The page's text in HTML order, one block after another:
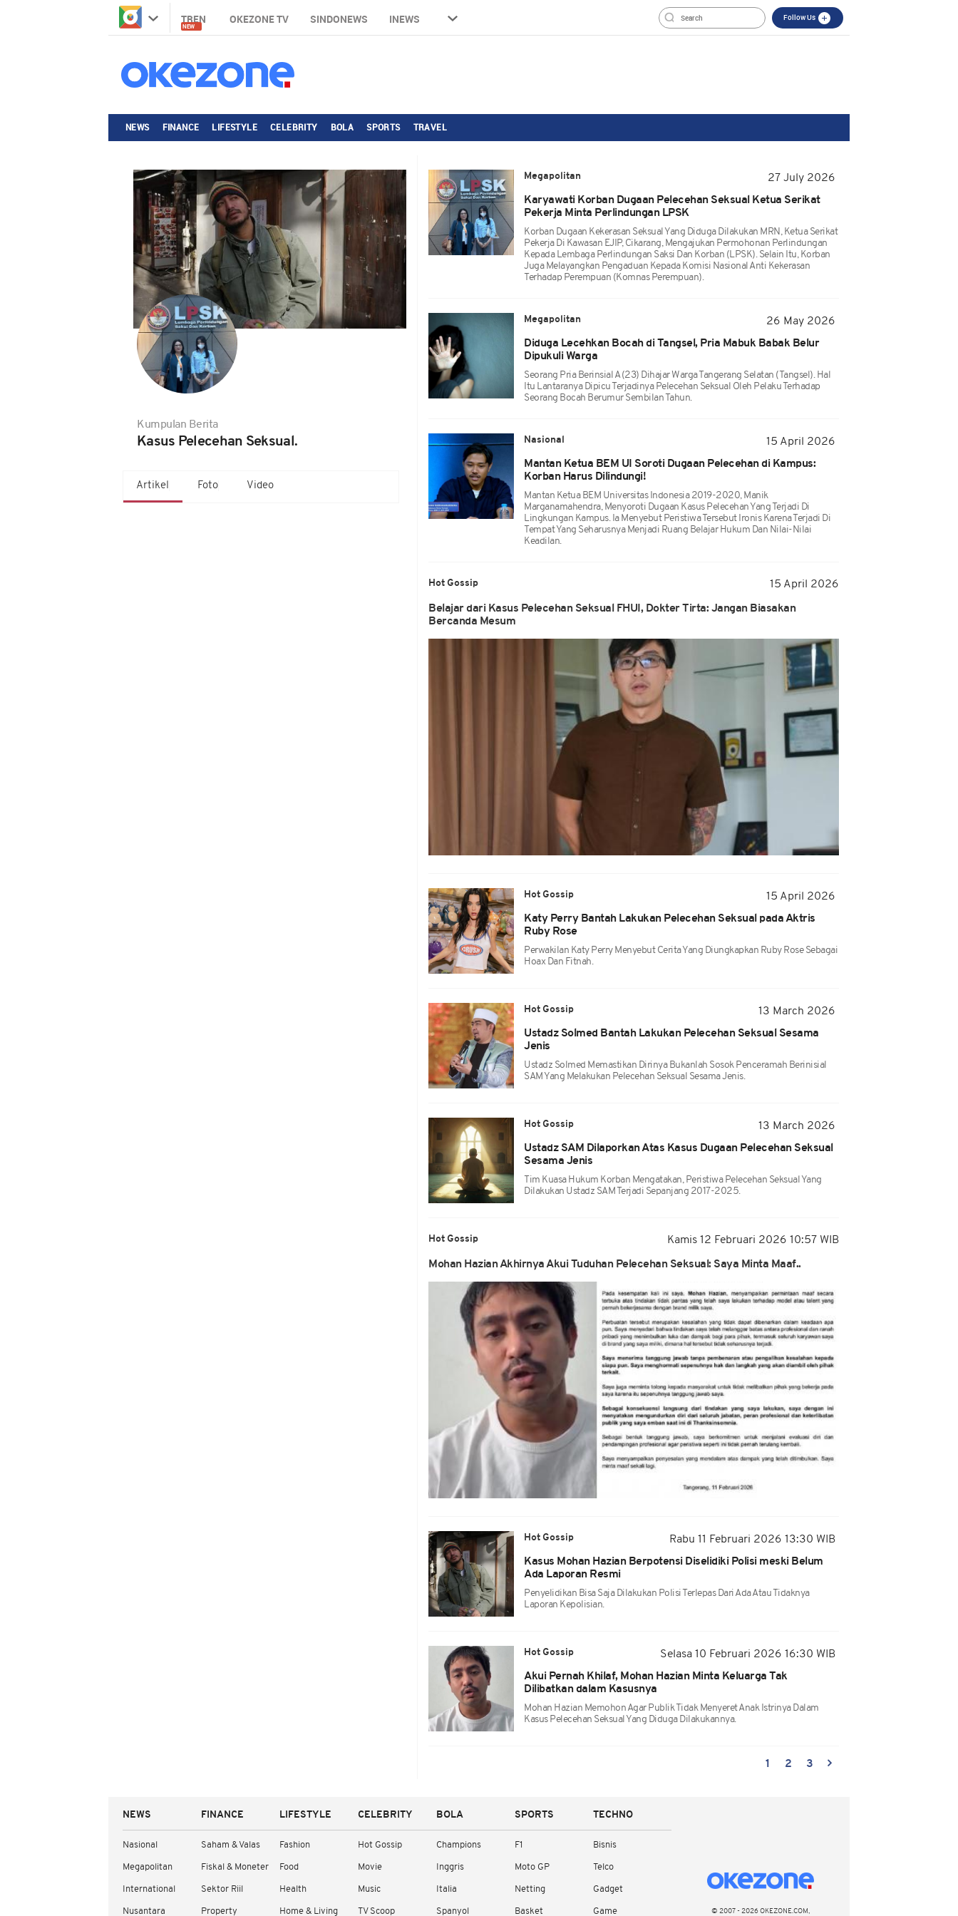
TREN
NEW
OKEZONE TV SINDONEWS INEWS Follow Us
NEWS FINANCE LIFESTYLE CELEBRITY BOLA SPORTS TRAVEL
Kumpulan Berita
Kasus Pelecehan Seksual.
Artikel Foto Video
Megapolitan
27 July 2026
Karyawati Korban Dugaan Pelecehan Seksual Ketua Serikat
Pekerja Minta Perlindungan LPSK
Korban Dugaan Kekerasan Seksual Yang Diduga Dilakukan MRN, Ketua Serikat
Pekerja Di Kawasan EJIP, Cikarang, Mengajukan Permohonan Perlindungan
Kepada Lembaga Perlindungan Saksi Dan Korban (LPSK). Selain Itu, Korban
Juga Melayangkan Pengaduan Kepada Komisi Nasional Anti Kekerasan
Terhadap Perempuan (Komnas Perempuan).
Megapolitan
26 May 2026
Diduga Lecehkan Bocah di Tangsel, Pria Mabuk Babak Belur
Dipukuli Warga
Seorang Pria Berinsial A (23) Dihajar Warga Tangerang Selatan (Tangsel). Hal
Itu Lantaranya Dipicu Terjadinya Pelecehan Seksual Oleh Pelaku Terhadap
Seorang Bocah Berumur Sembilan Tahun.
Nasional
15 April 2026
Mantan Ketua BEM UI Soroti Dugaan Pelecehan di Kampus:
Korban Harus Dilindungi!
Mantan Ketua BEM Universitas Indonesia 2019-2020, Manik
Marganamahendra, Menyoroti Dugaan Kasus Pelecehan Yang Terjadi Di
Lingkungan Kampus. Ia Menyebut Peristiwa Tersebut Ironis Karena Terjadi Di
Tempat Yang Seharusnya Menjadi Ruang Belajar Hukum Dan Nilai-Nilai
Keadilan.
Hot Gossip 15 April 2026
Belajar dari Kasus Pelecehan Seksual FHUI, Dokter Tirta: Jangan Biasakan
Bercanda Mesum
Hot Gossip
15 April 2026
Katy Perry Bantah Lakukan Pelecehan Seksual pada Aktris
Ruby Rose
Perwakilan Katy Perry Menyebut Cerita Yang Diungkapkan Ruby Rose Sebagai
Hoax Dan Fitnah.
Hot Gossip
13 March 2026
Ustadz Solmed Bantah Lakukan Pelecehan Seksual Sesama
Jenis
Ustadz Solmed Memastikan Dirinya Bukanlah Sosok Penceramah Berinisial
SAM Yang Melakukan Pelecehan Seksual Sesama Jenis.
Hot Gossip
13 March 2026
Ustadz SAM Dilaporkan Atas Kasus Dugaan Pelecehan Seksual
Sesama Jenis
Tim Kuasa Hukum Korban Mengatakan, Peristiwa Pelecehan Seksual Yang
Dilakukan Ustadz SAM Terjadi Sepanjang 2017-2025.
Hot Gossip Kamis 12 Februari 2026 10:57 WIB
Mohan Hazian Akhirnya Akui Tuduhan Pelecehan Seksual: Saya Minta Maaf..
Hot Gossip
Rabu 11 Februari 2026 13:30 WIB
Kasus Mohan Hazian Berpotensi Diselidiki Polisi meski Belum
Ada Laporan Resmi
Penyelidikan Bisa Saja Dilakukan Polisi Terlepas Dari Ada Atau Tidaknya
Laporan Kepolisian.
Hot Gossip
Selasa 10 Februari 2026 16:30 WIB
Akui Pernah Khilaf, Mohan Hazian Minta Keluarga Tak
Dilibatkan dalam Kasusnya
Mohan Hazian Memohon Agar Publik Tidak Menyeret Anak Istrinya Dalam
Kasus Pelecehan Seksual Yang Diduga Dilakukannya.
1 2 3
NEWS
Nasional
Megapolitan
International
Nusantara
FINANCE
Saham & Valas
Fiskal & Moneter
Sektor Riil
Property
LIFESTYLE
Fashion
Food
Health
Home & Living
CELEBRITY
Hot Gossip
Movie
Music
TV Scoop
BOLA
Champions
Inggris
Italia
Spanyol
SPORTS
F1
Moto GP
Netting
Basket
TECHNO
Bisnis
Telco
Gadget
Game © 2007 - 2026 OKEZONE.COM,